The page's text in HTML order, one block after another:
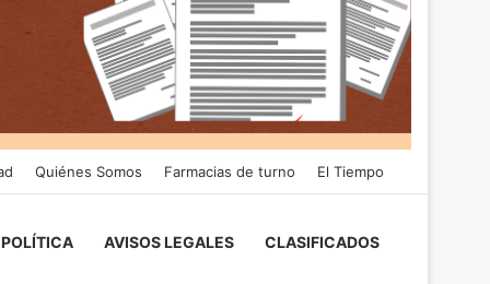
Quiénes Somos Farmacias de turno El Tiempo
POLÍTICA AVISOS LEGALES CLASIFICADOS